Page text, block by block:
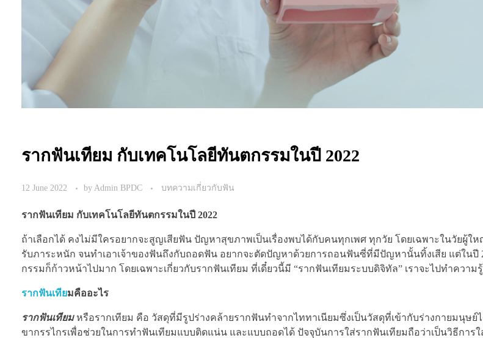
รากฟันเทียม กับเทคโนโลยีทันตกรรมในปี 2022
12 June 2022 by Admin BPDC บทความเกี่ยวกับฟัน
รากฟันเทียม กับเทคโนโลยีทันตกรรมในปี 2022
ถ้าเลือกได้ คงไม่มีใครอยากจะสูญเสียฟัน ปัญหาสุขภาพเป็นเรื่องพบได้กับคนทุกเพศ ทุกวัย โดยเฉพาะในวัยผู้
รับภาระหนัก จนทำเอาเจ้าของฟันถึงกับถอดฟัน อยากจะตัดปัญหาด้วยการถอนฟันซี่ที่มีปัญหานั้นทิ้งเสีย แต่ในปี
กรรมก็ก้าวหน้าไปมาก โดยเฉพาะเกี่ยวกับรากฟันเทียม ที่เดี๋ยวนี้มี “รากฟันเทียมระบบดิจิทัล” เราจะไปทำความ
รากฟันเทียมคืออะไร
รากฟันเทียมหรือรากเทียม คือ วัสดุที่มีรูปร่างคล้ายรากฟันทำจากไททาเนียมซึ่งเป็นวัสดุที่เข้ากับร่างกายมนุษย์
ขากรรไกรเพื่อช่วยในการทำฟันเทียมแบบติดแน่น และแบบถอดได้ ปัจจุบันการใส่รากฟันเทียมถือว่าเป็นวิธีการ